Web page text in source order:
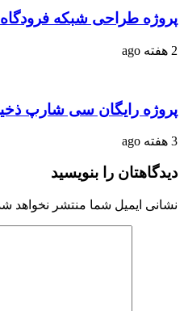
پروژه طراحی شبکه فرودگاه
2 هفته ago
پروژه رایگان سی شارپ
3 هفته ago
دیدگاهتان را بنویسید
نشانی ایمیل شما منتشر نخواهد